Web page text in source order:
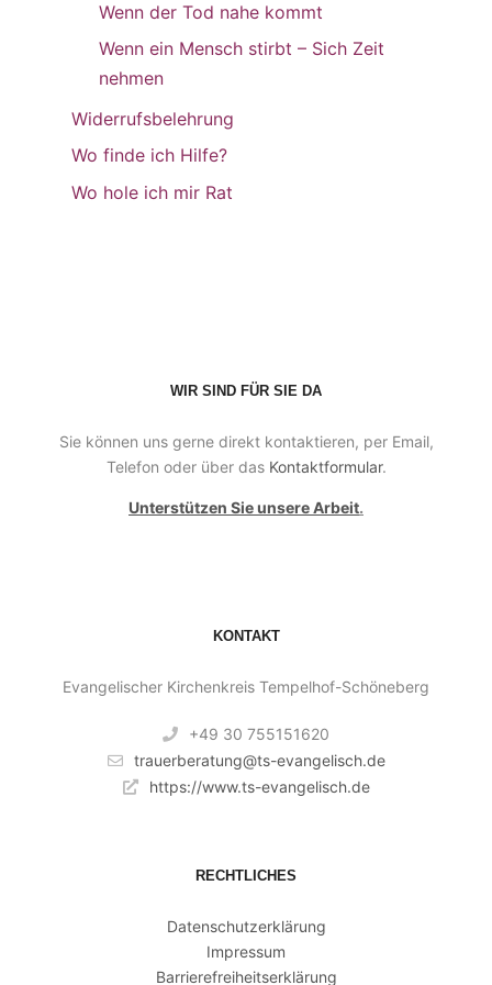
Wenn der Tod nahe kommt
Wenn ein Mensch stirbt – Sich Zeit
nehmen
Widerrufsbelehrung
Wo finde ich Hilfe?
Wo hole ich mir Rat
WIR SIND FÜR SIE DA
Sie können uns gerne direkt kontaktieren, per Email,
Telefon oder über das Kontaktformular.
Unterstützen Sie unsere Arbeit.
KONTAKT
Evangelischer Kirchenkreis Tempelhof-Schöneberg
+49 30 755151620
trauerberatung@ts-evangelisch.de
https://www.ts-evangelisch.de
RECHTLICHES
Datenschutzerklärung
Impressum
Barrierefreiheitserklärung